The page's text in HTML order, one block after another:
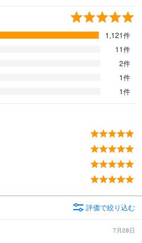
1,121件
11件
2件
1件
1件
評価で絞り込む
7月28日